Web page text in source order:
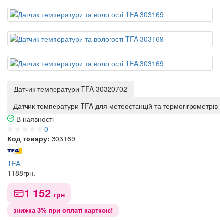
Датчик температури TFA 30320702
Датчик температури TFA для метеостанцій та
В наявності
0
Код товару: 303169
TFA
1188грн.
1 152 грн
знижка 3% при оплаті карткою!